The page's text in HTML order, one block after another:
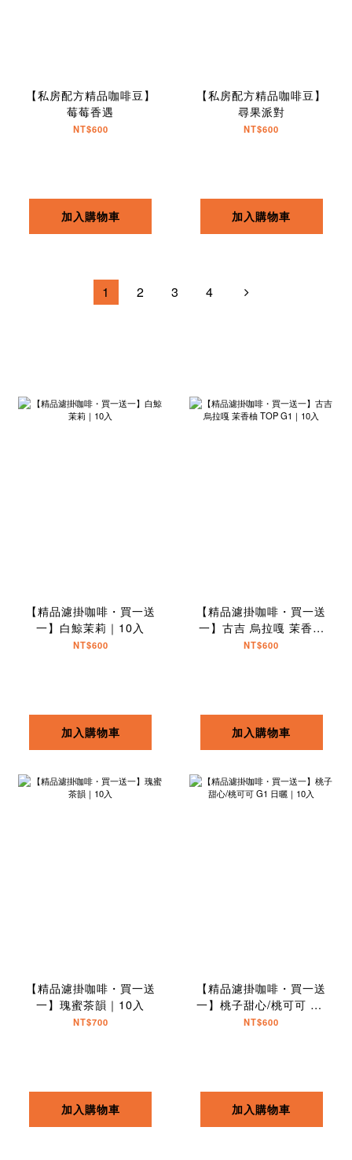
【私房配方精品咖啡豆】
莓莓香遇
NT$600
加入購物車
【私房配方精品咖啡豆】
尋果派對
NT$600
加入購物車
1 2 3 4
【精品濾掛咖啡・買一送
一】白鯨茉莉｜10入
NT$600
加入購物車
【精品濾掛咖啡・買一送
一】古吉 烏拉嘎 茉香柚
TOP G1｜10入
NT$600
加入購物車
【精品濾掛咖啡・買一送
一】瑰蜜茶韻｜10入
NT$700
加入購物車
【精品濾掛咖啡・買一送
一】桃子甜心/桃可可 G1
日曬｜10入
NT$600
加入購物車